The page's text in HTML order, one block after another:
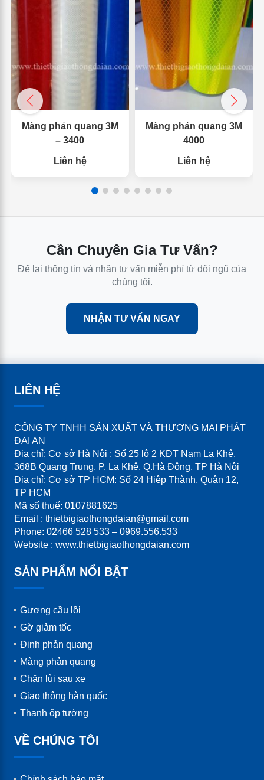
Màng phản quang 3M
– 3400
Liên hệ
Màng phản quang 3M
4000
Liên hệ
Cần Chuyên Gia Tư Vấn?
Để lại thông tin và nhận tư vấn miễn phí từ đội ngũ của
chúng tôi.
NHẬN TƯ VẤN NGAY
LIÊN HỆ
CÔNG TY TNHH SẢN XUẤT VÀ THƯƠNG MẠI PHÁT
ĐẠI AN
Địa chỉ: Cơ sở Hà Nội : Số 25 lô 2 KĐT Nam La Khê,
368B Quang Trung, P. La Khê, Q.Hà Đông, TP Hà Nội
Địa chỉ: Cơ sở TP HCM: Số 24 Hiệp Thành, Quận 12,
TP HCM
Mã số thuế: 0107881625
Email : thietbigiaothongdaian@gmail.com
Phone: 02466 528 533 – 0969.556.533
Website : www.thietbigiaothongdaian.com
SẢN PHẨM NỔI BẬT
Gương cầu lồi
Gờ giảm tốc
Đinh phản quang
Màng phản quang
Chặn lùi sau xe
Giao thông hàn quốc
Thanh ốp tường
VỀ CHÚNG TÔI